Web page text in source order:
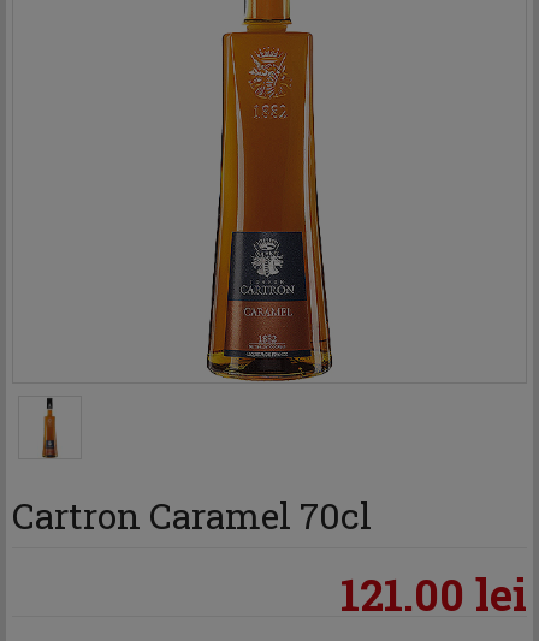
Cartron Caramel 70cl
121.00 lei